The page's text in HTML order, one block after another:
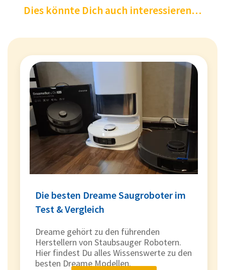
Dies könnte Dich auch interessieren…
Die besten Dreame Saugroboter im
Test & Vergleich
Dreame gehört zu den führenden
Herstellern von Staubsauger Robotern.
Hier findest Du alles Wissenswerte zu den
besten Dreame Modellen.